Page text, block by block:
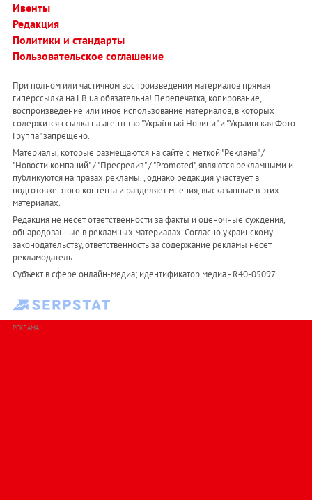
Ивенты
Редакция
Политики и стандарты
Пользовательское соглашение
При полном или частичном воспроизведении материалов прямая
гиперссылка на LB.ua обязательна! Перепечатка, копирование,
воспроизведение или иное использование материалов, в которых
содержится ссылка на агентство "Українськi Новини" и "Украинская Фото
Группа" запрещено.
Материалы, которые размещаются на сайте с меткой "Реклама" /
"Новости компаний" / "Пресрелиз" / "Promoted", являются рекламными и
публикуются на правах рекламы. , однако редакция участвует в
подготовке этого контента и разделяет мнения, высказанные в этих
материалах.
Редакция не несет ответственности за факты и оценочные суждения,
обнародованные в рекламных материалах. Согласно украинскому
законодательству, ответственность за содержание рекламы несет
рекламодатель.
Субъект в сфере онлайн-медиа; идентификатор медиа - R40-05097
РЕКЛАМА